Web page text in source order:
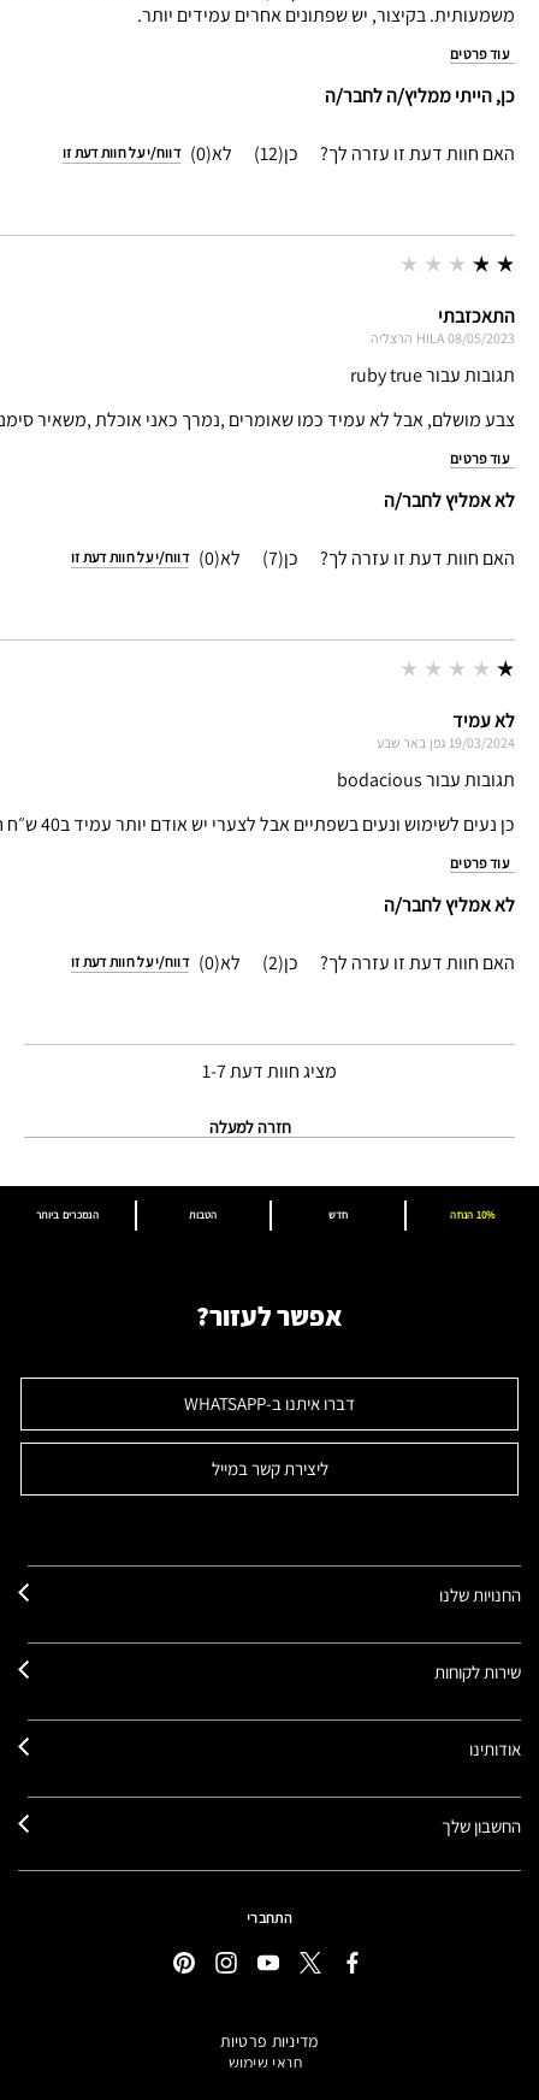
משמעותית. בקיצור, יש שפתונים אחרים עמידים יותר.
עוד פרטים
כן, הייתי ממליץ/ה לחבר/ה
האם חוות דעת זו עזרה לך? 12
0 דווח/י על חוות דעת זו
התאכזבתי
08/05/2023
HILA הרצליה
תגובות עבור ruby true
צבע מושלם, אבל לא עמיד כמו שאומרים ,נמרך כאני אוכלת ,משאיר
עוד פרטים
לא אמליץ לחבר/ה
האם חוות דעת זו עזרה לך? 7
0 דווח/י על חוות דעת זו
לא עמיד
19/03/2024 גפן באר שבע
תגובות עבור bodacious
כן נעים לשימוש ונעים בשפתיים אבל לצערי יש אודם יותר עמיד ב40 ש״ח חבל שזה מוצר שמקוטלג כעמיד
עוד פרטים
לא אמליץ לחבר/ה
האם חוות דעת זו עזרה לך? 2
0 דווח/י על חוות דעת זו
מציג חוות דעת1-7
חזרה למעלה
הנמכרים ביותר הטבות חדש 10% הנחה
אפשר לעזור?
דברו איתנו ב-WHATSAPP
ליצירת קשר במייל
החנויות שלנו
שירות לקוחות
אודותינו
החשבון שלך
התחברי
מדיניות פרטיות
תנאי שימוש